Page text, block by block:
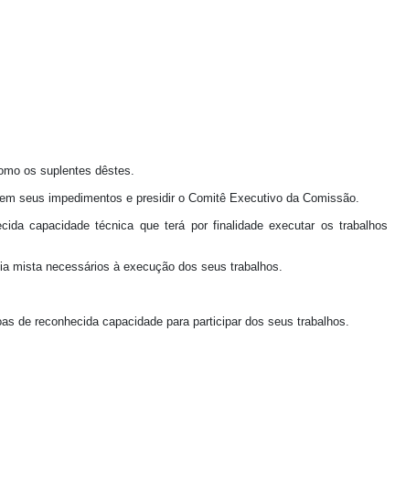
os suplentes dêstes.
seus impedimentos e presidir o Comitê Executivo da Comissão.
capacidade técnica que terá por finalidade executar os trabalhos
mista necessários à execução dos seus trabalhos.
de reconhecida capacidade para participar dos seus trabalhos.